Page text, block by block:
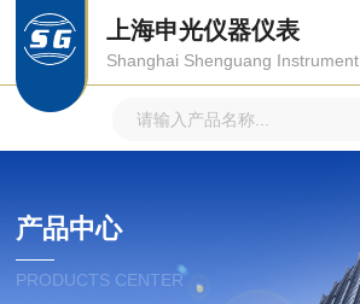
上海申光仪器仪表
Shanghai Shenguang Instrument
产品中心
PRODUCTS CENTER